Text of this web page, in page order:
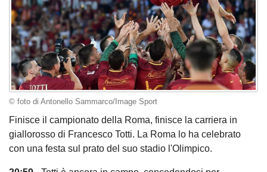
© foto di Antonello Sammarco/Image Sport
Finisce il campionato della Roma, finisce la carriera in
giallorosso di Francesco Totti. La Roma lo ha celebrato
con una festa sul prato del suo stadio l'Olimpico.